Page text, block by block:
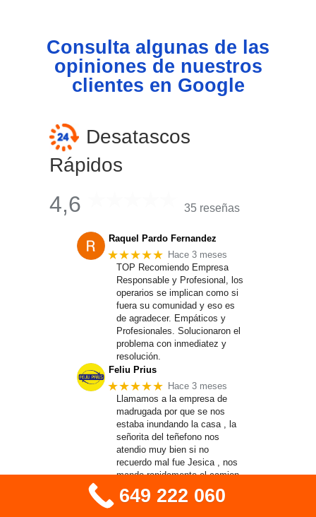
Consulta algunas de las
opiniones de nuestros
clientes en Google
Desatascos
Rápidos
4,6 35 reseñas
Raquel Pardo Fernandez
★★★★★ Hace 3 meses
TOP Recomiendo Empresa
Responsable y Profesional, los
operarios se implican como si
fuera su comunidad y eso es
de agradecer. Empáticos y
Profesionales. Solucionaron el
problema con inmediatez y
resolución.
Feliu Prius
★★★★★ Hace 3 meses
Llamamos a la empresa de
madrugada por que se nos
estaba inundando la casa , la
señorita del teñefono nos
atendio muy bien si no
recuerdo mal fue Jesica , nos
mando rapidamente el camion ,
los chicos lo hicieron muy bien
, limpios eficaces
649 222 060